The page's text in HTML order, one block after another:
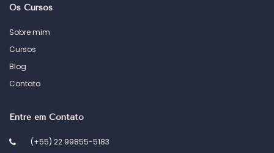
Os Cursos
Sobre mim
Cursos
Blog
Contato
Entre em Contato
(+55) 22 99855-5183